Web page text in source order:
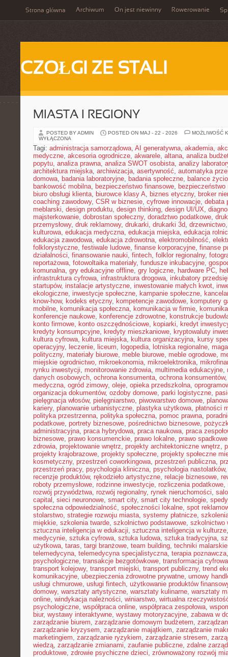
Strona główna Archiwum On jest niewinny Rowerowanie
CZOŁGI ZE STALI
MIASTA I REGIONY
POSTED BY ADMIN POSTED ON MAJ - 22 - 2026
MOŻLIWOŚĆ
WYŁĄCZONA
Tagi: administracja samorządowa, AI generatywna, akademia,
medyczne, akcesoria ogrodnicze, akwarele, altana, analiza
popytu, analiza prawna, analiza SWOT osobista, analizy
architektura miejska, archiwizacja, asertywność, automatyka
domowa, badania laboratoryjne, badania społeczne, balance
bankowość mobilna, bezpieczeństwo finansowe, bezpieczeństwo
biuro obsługi klienta, biurowce klasy A, biznes etyczny, broker
coaching zawodowy, CSR w biznesie, cyfrowe innowacje, debata
meblarski, design produktu, design thinking, design UI/UX,
majsterkowanie, dobrostan społeczny, doradztwo podatkowe,
przemysłowy, druk reklamowy, drukarki, drukarki 3d, drzewnictwo
kulturowa, edukacja medyczna, edukacja miejska, edukacja
edukacja zawodowa, edukacja zdrowotna, elektromobilność,
folklorystyczne, festiwale ludowe, finanse korporacyjne, finanse
działalności, finansowanie nauki, fintech, folklor regionalny,
reportażowa, fotowoltaika materiały, fundusze inkubacyjne,
komunalna, gry edukacyjne offline, gry logiczne, hardware PC,
infrastruktura cyfrowa, infrastruktura drogowa, inkubatory
startupów, instalacje artystyczne, inwestowanie małych kwot,
ekologiczne, inwestycje społeczne, kampanie społeczne,
know-how, kodeks etyczny, kompetencje zawodowe, komputery
mobilne, komunikacja społeczna, komunikacja w firmie,
konferencje naukowe, konferencje zdrowotne, konstrukcje
konto firmowe, konto oszczędnościowe, kopiarki, kredyt
kredyty konsumpcyjne, kredyty mieszkaniowe, kryptowaluty
kultura cyfrowa, kultura miejska, kultura organizacyjna, kursy
operacyjny, leczenie, liceum, logopedia, lotniska regionalne,
polityczny, materiały biurowe, meble biurowe, meble ogrodowe,
miejskie ogrodnictwo, mikroekonomia, mikroelektronika,
rynku inwestycji, monitorowanie zdrowia, multimedia edukacyjne,
danych osobowych, ochrona konsumenta, ochrona konsumentów
medyczna, ogród zimowy, oleje, opieka przedszkolna,
organizacja dokumentów, ozdoby domowe, parki logistyczne,
pielęgnacja włosów, pielęgniarstwo, piwowarstwo domowe,
kariery, planowanie urbanistyczne, plastyka użytkowa, płatności
polityka przestrzenna, polityka społeczna, pomoc prawna,
podatkowe, portrety biznesowe, pośrednictwo biznesowe,
administracyjna, praca hybrydowa, praca naukowa, praca
biznesowe, prawo konsumenckie, prawo lokalne, prawo spadkowe
zdrowia, projektowanie wnętrz, projekty architektoniczne wnętrz,
projekty krajobrazowe, projekty społeczne, projekty społeczne
kosmetyczny, przestrzeń coworkingowa, przestrzeń publiczna,
przestrzeń pracy, psychologia kliniczna, psychologia nastolatków
recenzje produktów, rękodzieło artystyczne, relacje biznesowe,
roboty przemysłowe, rodzinne inwestycje, rozliczenia podatkowe,
rozwój przywództwa, rozwój regionalny, rynek nieruchomości,
capital , sieci neuronowe, smart city, smart city technologie,
społeczna odpowiedzialność, społeczności lokalne, spot
stolarstwo, strategie rozwoju miasta, systemy płatnicze,
miękkie, szkolenia twarde, szkolnictwo podstawowe, szkolnictwo
sztuczna inteligencja w edukacji, sztuczna inteligencja w kulturze
medycynie, sztuka cyfrowa, sztuka ludowa, sztuka tradycyjna,
użytkowa, taras, targi branżowe, team building, techniki malarskie
telemedycyna, telemedycyna specjalistyczna, terapia poznawcza
psychologiczne, transakcje bezgotówkowe, transformacja cyfrowa
transport kolejowy, transport miejski, transport publiczny, trend
komunikacyjne, ubezpieczenia zdrowotne prywatne, umowy
usługi chmurowe, usługi fintech, użytkowanie produktów
domowy, warsztaty artystyczne, warsztaty kulinarne, warsztaty
online, windykacja należności, winiarstwo, wirtualna
psychologiczne, współpraca online, współpraca zespołowa,
biur, wystawy interaktywne, wystawy motoryzacyjne, zabawa w
zarządzanie biurem, zarządzanie domowym budżetem,
zarządzanie kryzysem, zarządzanie majątkiem, zarządzanie
marketingiem, zarządzanie ryzykiem, zarządzanie stresem,
wiedzą, zarządzanie zmianami, zaufanie publiczne, zdalne
produktowe, zdrowie psychiczne dzieci, zrównoważony rozwój